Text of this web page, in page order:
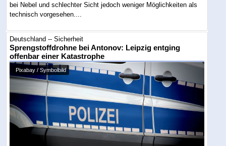
bei Nebel und schlechter Sicht jedoch weniger Möglichkeiten als
technisch vorgesehen....
Deutschland -- Sicherheit
Sprengstoffdrohne bei Antonov: Leipzig entging
offenbar einer Katastrophe
Pixabay / Symbolbild